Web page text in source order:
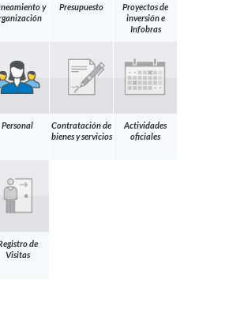
y
Presupuesto
Proyectos de
inversión e
Infobras
Personal
Contratación de
bienes y servicios
Actividades
oficiales
de
Visitas